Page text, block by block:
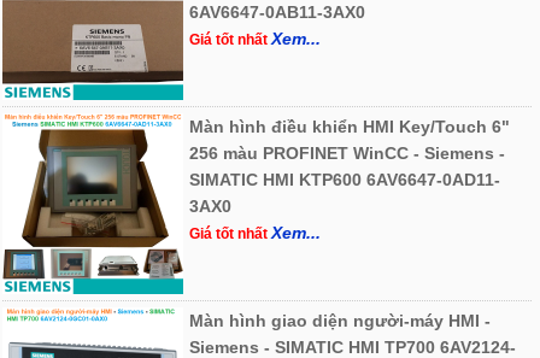
6AV6647-0AB11-3AX0
Giá tốt nhấtXem...
Màn hình điều khiển HMI Key/Touch 6"
256 màu PROFINET WinCC - Siemens -
SIMATIC HMI KTP600 6AV6647-0AD11-
3AX0
Giá tốt nhấtXem...
Màn hình giao diện người-máy HMI -
Siemens - SIMATIC HMI TP700 6AV2124-